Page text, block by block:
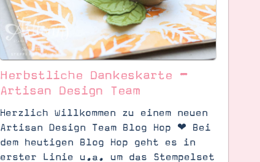
Herbstliche Dankeskarte –
Artisan Design Team
Herzlich Willkommen zu einem neuen
Artisan Design Team Blog Hop ❤︎ Bei
dem heutigen Blog Hop geht es in
erster Linie u.a. um das Stempelset